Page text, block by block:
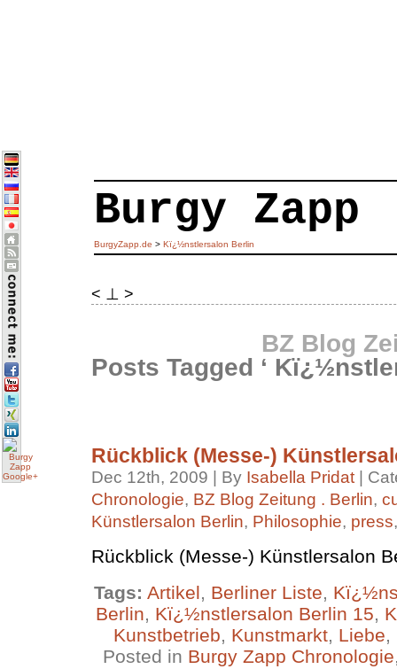
Burgy Zapp
BurgyZapp.de > Kï¿½nstlersalon Berlin
< ⊥ >
BZ Blog
Posts Tagged ‘
Rückblick (Messe-)
Dec 12th, 2009 | By Isabella Pridat |
Chronologie, BZ Blog Zeitung . Berlin,
Künstlersalon Berlin, Philosophie, press
Rückblick (Messe-) Künstlersalon
Tags: Artikel Berliner Liste
Berlin
Kï¿½nstlersalon Berlin 15
Kunstbetrieb
Kunstmarkt, Liebe
Posted in Burgy Zapp Chronologie